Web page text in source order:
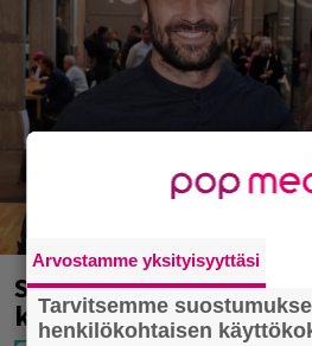
Sara ja Mikko Parikka
kotia – ”Seuraavaan
Arvostamme yksityisyyttäsi
Tarvitsemme
henkilökohtaisen